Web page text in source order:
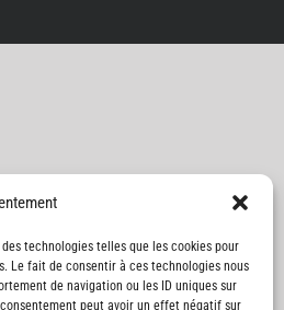
technologies telles que les cookies pour
Le fait de consentir à ces technologies nous
de navigation ou les ID uniques sur
peut avoir un effet négatif sur